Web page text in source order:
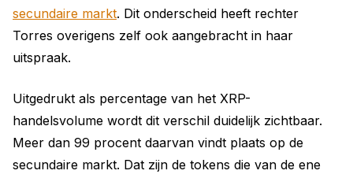
secundaire markt. Dit onderscheid heeft rechter
Torres overigens zelf ook aangebracht in haar
uitspraak.
Uitgedrukt als percentage van het XRP-
handelsvolume wordt dit verschil duidelijk zichtbaar.
Meer dan 99 procent daarvan vindt plaats op de
secundaire markt. Dat zijn de tokens die van de ene